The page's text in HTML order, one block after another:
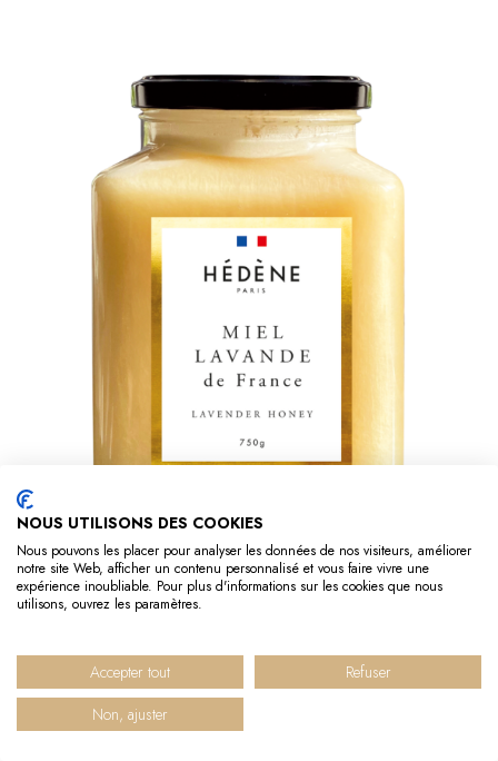
Miel Lavande format familial
29,90 €
AJOUTER AU PANIER
NOUS UTILISONS DES COOKIES
Nous pouvons les placer pour analyser les données de nos visiteurs, améliorer
notre site Web, afficher un contenu personnalisé et vous faire vivre une
expérience inoubliable. Pour plus d'informations sur les cookies que nous
utilisons, ouvrez les paramètres.
Accepter tout
Refuser
Non, ajuster